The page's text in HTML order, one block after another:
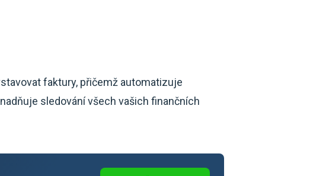
faktury, přičemž automatizuje
sledování všech vašich finančních